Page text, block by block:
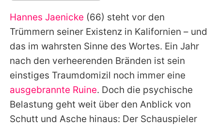
Alle Themen auf Promiflash
Jobs
App runterladen
Team
Redaktionelle Richtlinien
Hannes Jaenicke (66) steht vor den
Trümmern seiner Existenz in Kalifornien – und
das im wahrsten Sinne des Wortes. Ein Jahr
nach den verheerenden Bränden ist sein
einstiges Traumdomizil noch immer eine
ausgebrannte Ruine. Doch die psychische
Belastung geht weit über den Anblick von
Schutt und Asche hinaus: Der Schauspieler